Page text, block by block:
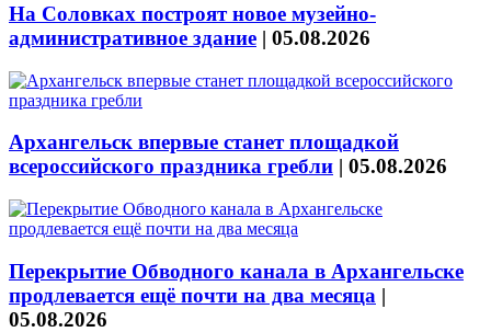
На Соловках построят новое музейно-
административное здание | 05.08.2026
Архангельск впервые станет площадкой
всероссийского праздника гребли | 05.08.2026
Перекрытие Обводного канала в Архангельске
продлевается ещё почти на два месяца |
05.08.2026